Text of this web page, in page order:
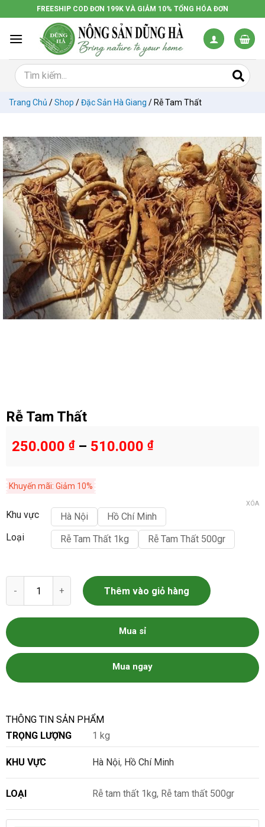
đến
dung
FREESHIP COD ĐƠN 199K VÀ GIẢM 10% TỔNG HÓA ĐƠN
Trang Chủ /Shop /Đặc Sản Hà Giang / Rễ Tam Thất
Rễ Tam Thất
250.000 ₫– 510.000 ₫
Khuyến mãi: Giảm 10%
Khu vực Hà Nội
Hồ Chí Minh
Loại
Rễ Tam Thất 1kg Rễ Tam Thất 500gr
XÓA
Rễ Tam Thất số lượng
Thêm vào giỏ hàng
Mua sỉ
Mua ngay
THÔNG TIN SẢN PHẨM
TRỌNG LƯỢNG
1 kg
KHU VỰC Hà Nội, Hồ Chí Minh
LOẠI Rễ tam thất 1kg, Rễ tam thất 500gr